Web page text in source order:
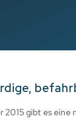
2015 gibt es eine